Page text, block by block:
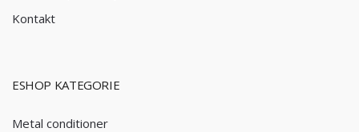
Kontakt
ESHOP KATEGORIE
Metal conditioner